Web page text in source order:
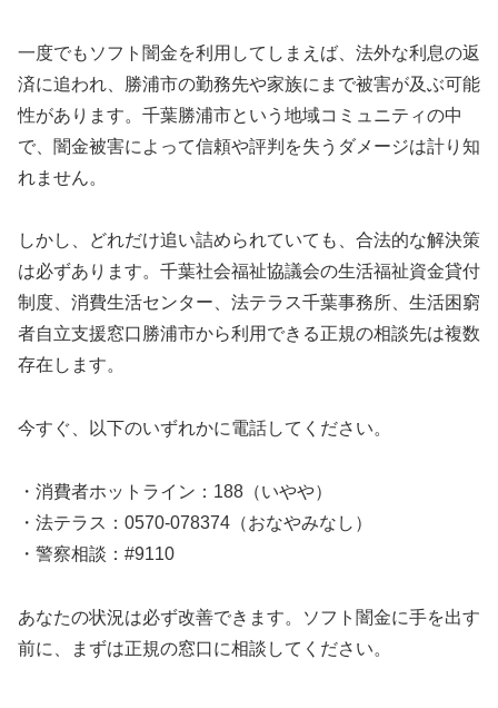
一度でもソフト闇金を利用してしまえば、法外な利息の返
済に追われ、勝浦市の勤務先や家族にまで被害が及ぶ可能
性があります。千葉勝浦市という地域コミュニティの中
で、闇金被害によって信頼や評判を失うダメージは計り知
れません。
しかし、どれだけ追い詰められていても、合法的な解決策
は必ずあります。千葉社会福祉協議会の生活福祉資金貸付
制度、消費生活センター、法テラス千葉事務所、生活困窮
者自立支援窓口勝浦市から利用できる正規の相談先は複数
存在します。
今すぐ、以下のいずれかに電話してください。
・消費者ホットライン：188（いやや）
・法テラス：0570-078374（おなやみなし）
・警察相談：#9110
あなたの状況は必ず改善できます。ソフト闇金に手を出す
前に、まずは正規の窓口に相談してください。